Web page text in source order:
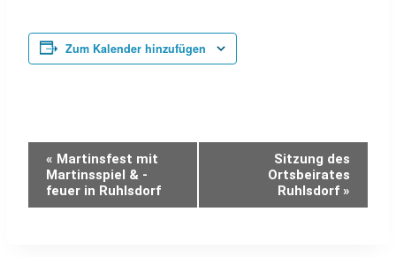
Zum Kalender hinzufügen
Veranstaltung-
Navigation
« Martinsfest mit
Martinsspiel & -
feuer in Ruhlsdorf
Sitzung des
Ortsbeirates
Ruhlsdorf »